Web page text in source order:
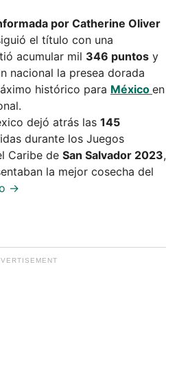
por Catherine Oliver
el título con una
acumular mil 346 puntos y
nacional la presea dorada
histórico para México en
dejó atrás las 145
durante los Juegos
Caribe de San Salvador 2023,
la mejor cosecha del